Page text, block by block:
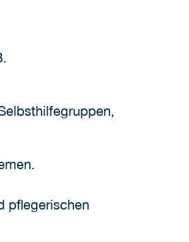
pflegerischen